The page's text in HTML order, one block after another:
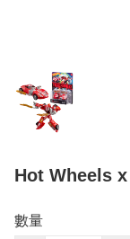
Hot Wheels
數量